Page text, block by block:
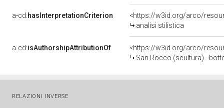
a-cd:hasInterpretationCriterion
<https://w3id.org/arco/
analisi stilistica
a-cd:isAuthorshipAttributionOf
<https://w3id.org/arco/
San Rocco (scultura) -
RELAZIONI INVERSE